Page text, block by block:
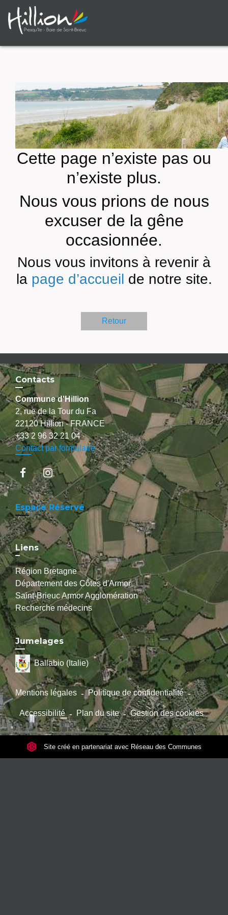
Cette page n’existe pas ou
n’existe plus.
Nous vous prions de nous
excuser de la gêne
occasionnée.
Nous vous invitons à revenir à
la page d’accueil de notre site.
Retour
Contacts
Commune d'Hillion
2, rue de la Tour du Fa
22120 Hillion - FRANCE
+33 2 96 32 21 04
Contact par formulaire
Espace Réservé
Liens
Région Bretagne
Département des Côtes d'Armor
Saint-Brieuc Armor Agglomération
Recherche médecins
Jumelages
Ballabio (Italie)
Mentions légales - Politique de confidentialité -
Accessibilité - Plan du site - Gestion des cookies
Site créé en partenariat avec Réseau des Communes